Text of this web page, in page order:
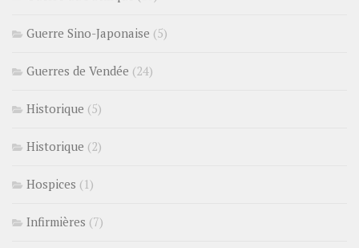
Guerre Sino-Japonaise (5)
Guerres de Vendée (24)
Historique (5)
Historique (2)
Hospices (1)
Infirmières (7)